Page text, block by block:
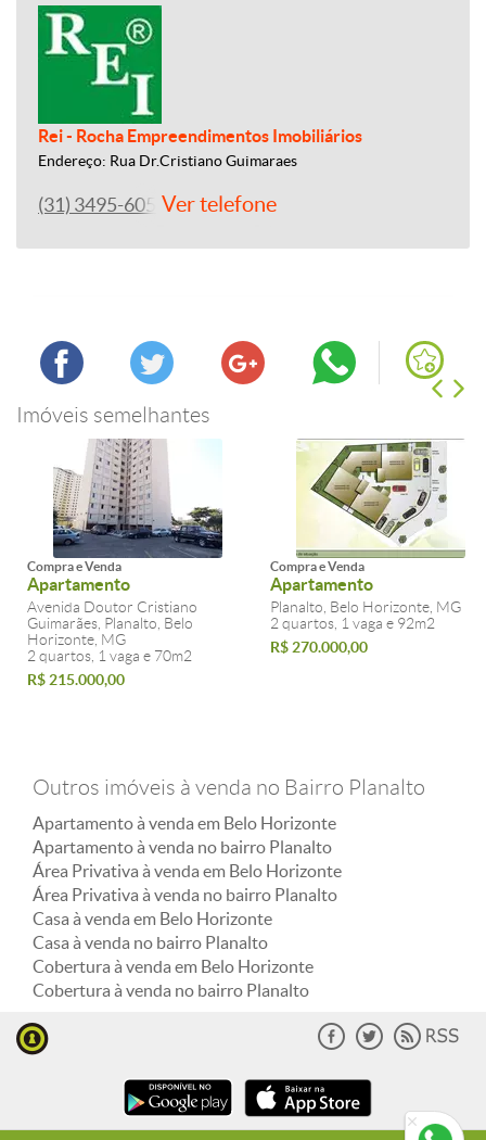
Rei - Rocha Empreendimentos Imobiliários
Endereço: Rua Dr.Cristiano Guimaraes
(31) 3495-6050Ver telefone
Imóveis semelhantes
Compra e Venda
Apartamento
Avenida Doutor Cristiano
Guimarães, Planalto, Belo
Horizonte, MG
2 quartos, 1 vaga e 70m2
R$ 215.000,00
Compra e Venda
Apartamento
Planalto, Belo Horizonte, MG
2 quartos, 1 vaga e 92m2
R$ 270.000,00
Outros imóveis à venda no Bairro Planalto
Apartamento à venda em Belo Horizonte
Apartamento à venda no bairro Planalto
Área Privativa à venda em Belo Horizonte
Área Privativa à venda no bairro Planalto
Casa à venda em Belo Horizonte
Casa à venda no bairro Planalto
Cobertura à venda em Belo Horizonte
Cobertura à venda no bairro Planalto